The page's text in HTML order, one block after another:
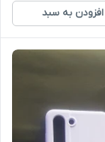
افزودن به سبد